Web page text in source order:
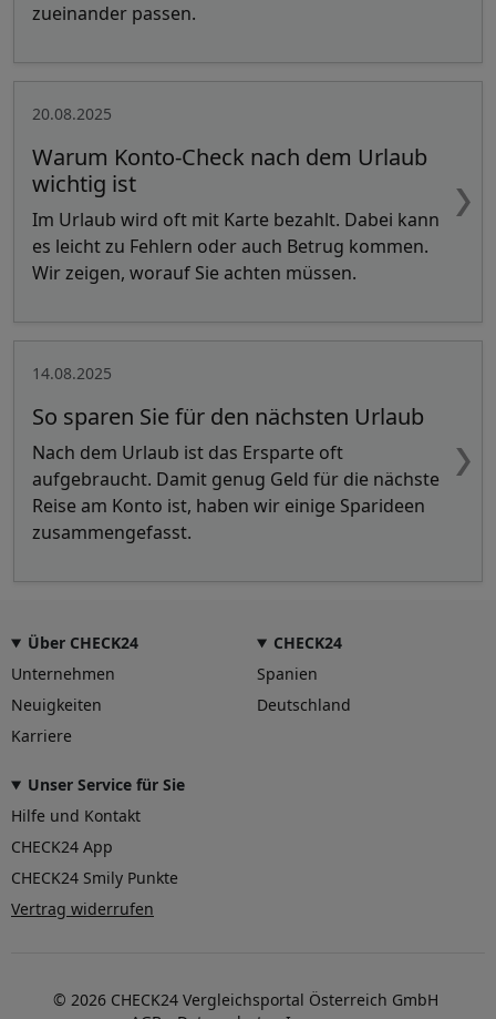
zueinander passen.
20.08.2025
Warum Konto-Check nach dem Urlaub
wichtig ist
Im Urlaub wird oft mit Karte bezahlt. Dabei kann
es leicht zu Fehlern oder auch Betrug kommen.
Wir zeigen, worauf Sie achten müssen.
14.08.2025
So sparen Sie für den nächsten Urlaub
Nach dem Urlaub ist das Ersparte oft
aufgebraucht. Damit genug Geld für die nächste
Reise am Konto ist, haben wir einige Sparideen
zusammengefasst.
Über CHECK24
Unternehmen
Neuigkeiten
Karriere
CHECK24
Spanien
Deutschland
Unser Service für Sie
Hilfe und Kontakt
CHECK24 App
CHECK24 Smily Punkte
Vertrag widerrufen
© 2026 CHECK24 Vergleichsportal Österreich GmbH